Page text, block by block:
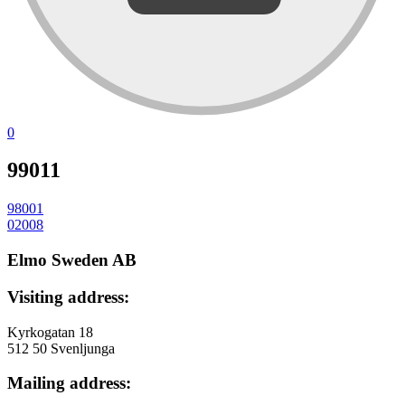
0
99011
投
ナ
ビ
ゲ
ー
シ
98001
02008
Elmo Sweden AB
Visiting address:
Kyrkogatan 18
512 50 Svenljunga
Mailing address: